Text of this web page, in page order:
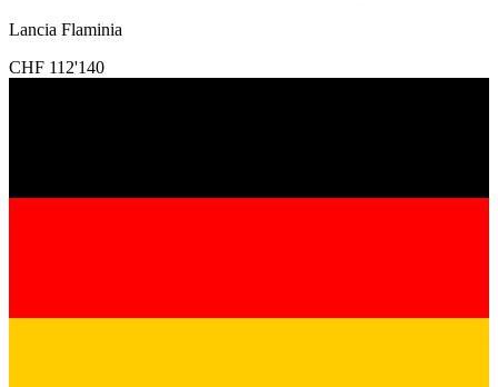
Lancia Flaminia
CHF 112'140